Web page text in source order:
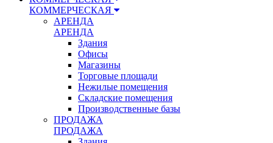
КОММЕРЧЕСКАЯ
АРЕНДА
АРЕНДА
Здания
Офисы
Магазины
Торговые площади
Нежилые помещения
Складские помещения
Производственные базы
ПРОДАЖА
ПРОДАЖА